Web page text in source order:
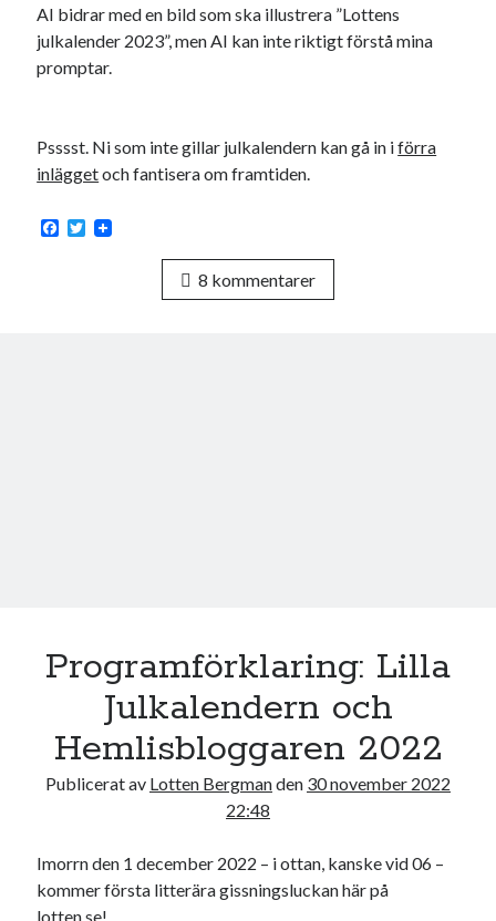
AI bidrar med en bild som ska illustrera ”Lottens
julkalender 2023”, men AI kan inte riktigt förstå mina
promptar.
Psssst. Ni som inte gillar julkalendern kan gå in iförra
inläggetoch fantisera om framtiden.
F
T
8 kommentarer
Programförklaring: Lilla
Julkalendern och
Hemlisbloggaren 2022
Publicerat av Lotten Bergmanden 30 november 2022
22:48
Imorrn den 1 december 2022 – i ottan, kanske vid 06 –
kommer första litterära gissningsluckan här på
lotten.se!